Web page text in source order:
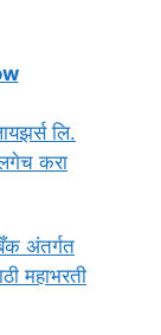
लि.
करा
अंतर्गत
महाभरती